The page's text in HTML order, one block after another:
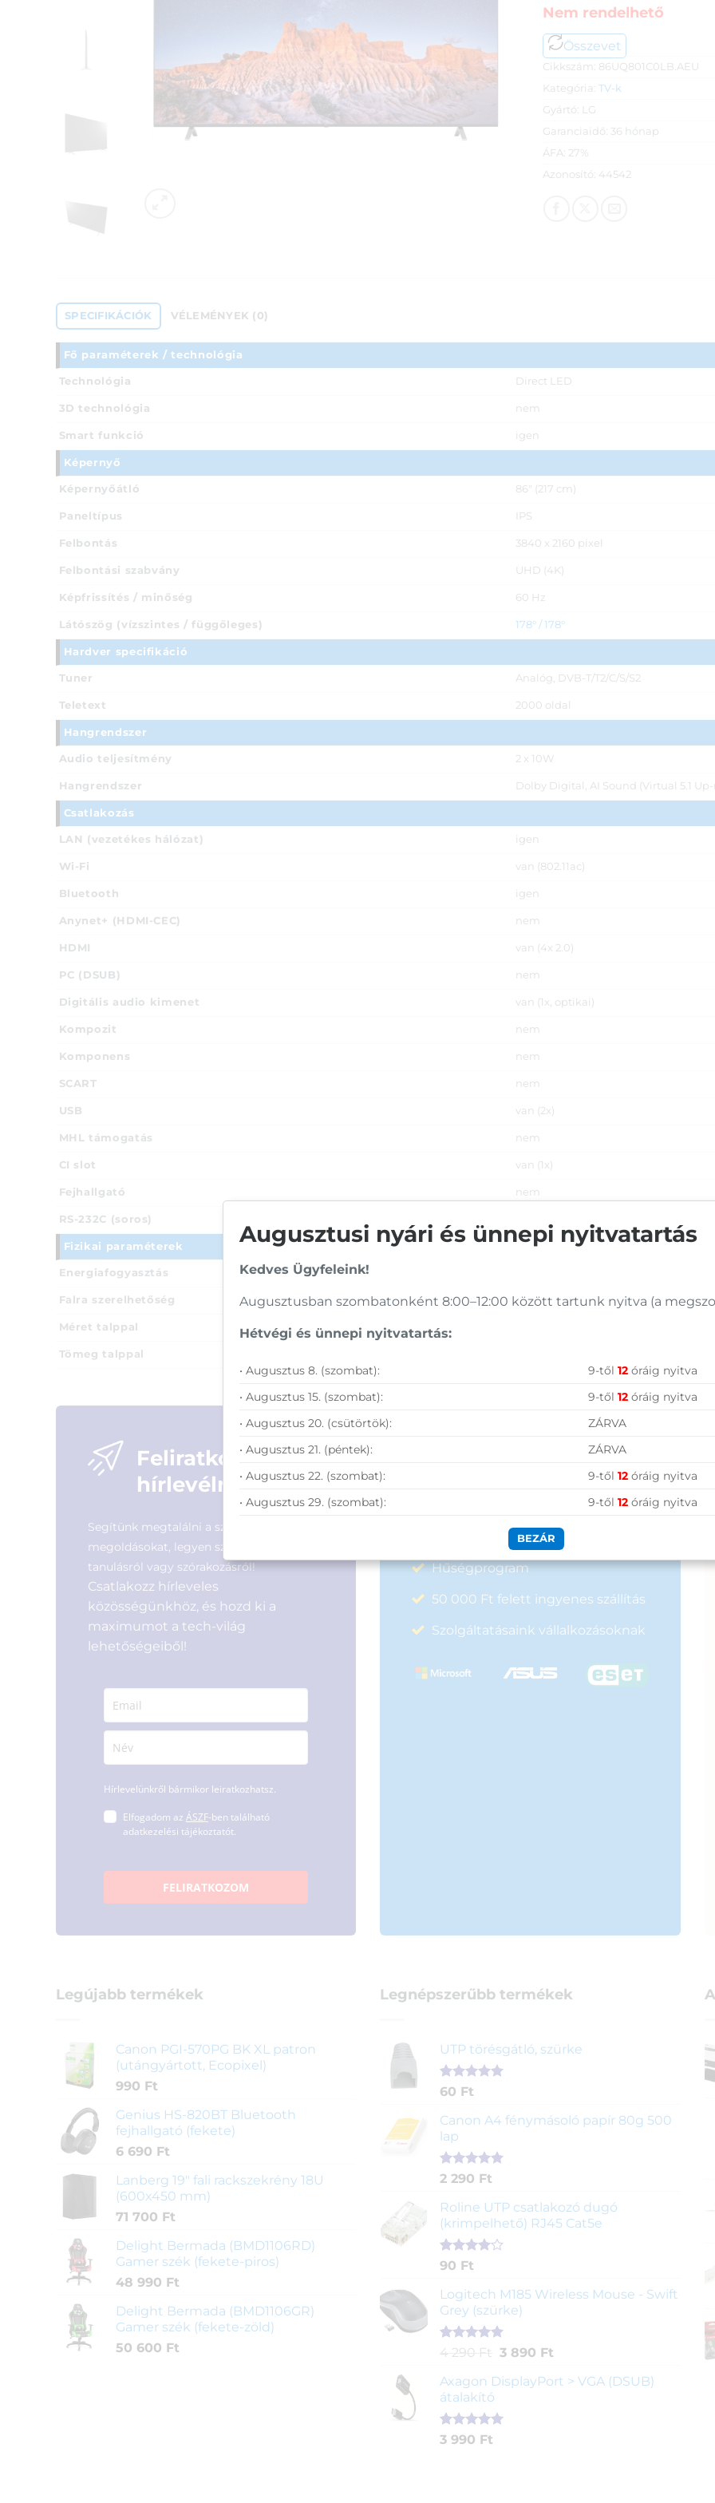
Nem rendelhető
Összevet
Cikkszám: 86UQ801C0LB.AEU
Kategória: TV-k
Gyártó:
LG
Garanciaidő: 36 hónap
ÁFA: 27%
Azonosító: 44542
SPECIFIKÁCIÓK VÉLEMÉNYEK (0)
Fő paraméterek / technológia
Technológia Direct LED
3D technológia nem
Smart funkció igen
Képernyő
Képernyőátló 86" (217 cm)
Paneltípus IPS
Felbontás 3840 x 2160 pixel
Felbontási szabvány UHD (4K)
Képfrissítés / minőség 60 Hz
Látószög (vízszintes / függőleges) 178° / 178°
Hardver specifikáció
Tuner Analóg, DVB-T/T2/C/S/S2
Teletext 2000 oldal
Hangrendszer
Audio teljesítmény 2 x 10W
Hangrendszer Dolby Digital, AI Sound (Virtual 5.1
Csatlakozás
LAN (vezetékes hálózat) igen
Wi-Fi van (802.11ac)
Bluetooth igen
Anynet+ (HDMI-CEC) nem
HDMI van (4x 2.0)
PC (DSUB) nem
Digitális audio kimenet van (1x, optikai)
Kompozit nem
Komponens nem
SCART nem
USB van (2x)
MHL támogatás nem
CI slot van (1x)
Fejhallgató nem
RS-232C (soros)
Fizikai paraméterek
Energiafogyasztás
Falra szerelhetőség VESA (600×400 mm)
Méret talppal
Tömeg talppal
Feliratkozás
hírlevélre
Segítünk megtalálni a számodra legjobb
megoldásokat, legyen szó munkáról,
tanulásról vagy szórakozásról!
Csatlakozz hírleveles
közösségünkhöz, és hozd ki a
maximumot a tech-világ
lehetőségeiből!
Hírlevelünkről bármikor leiratkozhatsz.
Elfogadom az ÁSZF-ben található
adatkezelési tájékoztatót.
FELIRATKOZOM
Vásárolj nálunk!
Garanciavállalás
Hűségprogram
50 000 Ft felett ingyenes szállítás
Szolgáltatásaink vállalkozásoknak
Legújabb termékek
Canon PGI-570PG BK XL patron
(utángyártott, Ecopixel)
990 Ft
Genius HS-820BT Bluetooth
fejhallgató (fekete)
6 690 Ft
Lanberg 19" fali rackszekrény 18U
(600x450 mm)
71 700 Ft
Delight Bermada (BMD1106RD)
Gamer szék (fekete-piros)
48 990 Ft
Delight Bermada (BMD1106GR)
Gamer szék (fekete-zöld)
50 600 Ft
Legnépszerűbb termékek
UTP törésgátló, szürke
Értékelés
ből,
1
értékelés
alapján
60 Ft
Canon A4 fénymásoló papír 80g 500
lap
Értékelés
ből,
2
értékelés
alapján
2 290 Ft
Roline UTP csatlakozó dugó
(krimpelhető) RJ45 Cat5e
Értékelés
5-ből,
2
értékelés
alapján
90 Ft
Logitech M185 Wireless Mouse - Swift
Grey (szürke)
Értékelés
ből,
1
értékelés
alapján
4 290 Ft Original
was:
290 Ft.
3 890 FtCurrent
is:
Axagon DisplayPort > VGA (DSUB)
átalakító
Értékelés
1
3 990 Ft
Augusztusi nyári és ünnepi nyitvatartás
Kedves Ügyfeleink!
Augusztusban szombatonként 8:00–12:00 között tartunk nyitva (a
Hétvégi és ünnepi nyitvatartás:
• Augusztus 8. (szombat): 9-től 12óráig nyitva
• Augusztus 15. (szombat):
9-től 12óráig nyitva
• Augusztus 20. (csütörtök):
ZÁRVA
• Augusztus 21. (péntek):
ZÁRVA
• Augusztus 22. (szombat):
9-től 12óráig nyitva
• Augusztus 29. (szombat):
9-től 12óráig nyitva
BEZÁR